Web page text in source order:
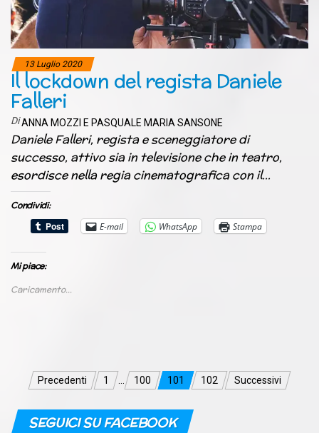
13 Luglio 2020
Il lockdown del regista Daniele
Falleri
DiANNA MOZZI E PASQUALE MARIA SANSONE
Daniele Falleri, regista e sceneggiatore di
successo, attivo sia in televisione che in teatro,
esordisce nella regia cinematografica con il…
Condividi:
E-mail
WhatsApp Stampa
Mi piace:
Caricamento...
Navigazione
articoli
Precedenti 1 … 100 101 102 Successivi
SEGUICI SU FACEBOOK